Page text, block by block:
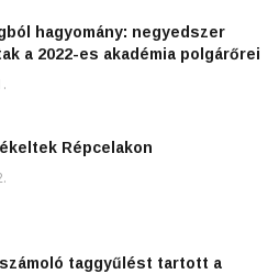
hagyomány: negyedszer
a 2022-es akadémia polgárőrei
Répcelakon
taggyűlést tartott a